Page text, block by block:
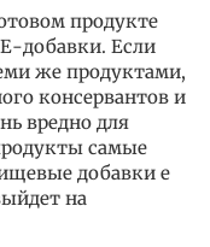
продукте
добавки. Если
же продуктами,
консервантов и
вредно для
самые
добавки е
на